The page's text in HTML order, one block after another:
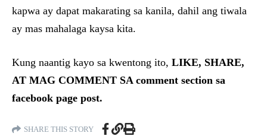
kapwa ay dapat makarating sa kanila, dahil ang tiwala
ay mas mahalaga kaysa kita.
Kung naantig kayo sa kwentong ito, LIKE, SHARE,
AT MAG COMMENT SA comment section sa
facebook page post.
SHARE THIS STORY